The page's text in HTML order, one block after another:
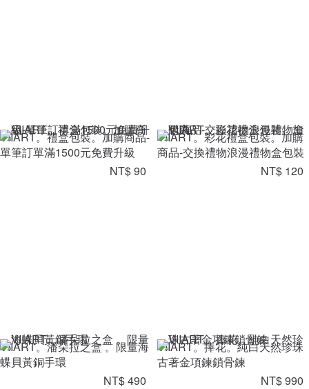
VIIART。禮盒包裝。加購商品-
單筆訂單滿1500元免費升級
NT$ 90
VIIART。彩花禮盒包裝。加購
商品-交換禮物浪漫禮物盒包裝
NT$ 120
VIIART。潘朵拉之盒 。限量海
蝶貝黃銅手環
NT$ 490
VIIART。捧花。純白天然珍珠
古著金項鍊鎖骨鍊
NT$ 990